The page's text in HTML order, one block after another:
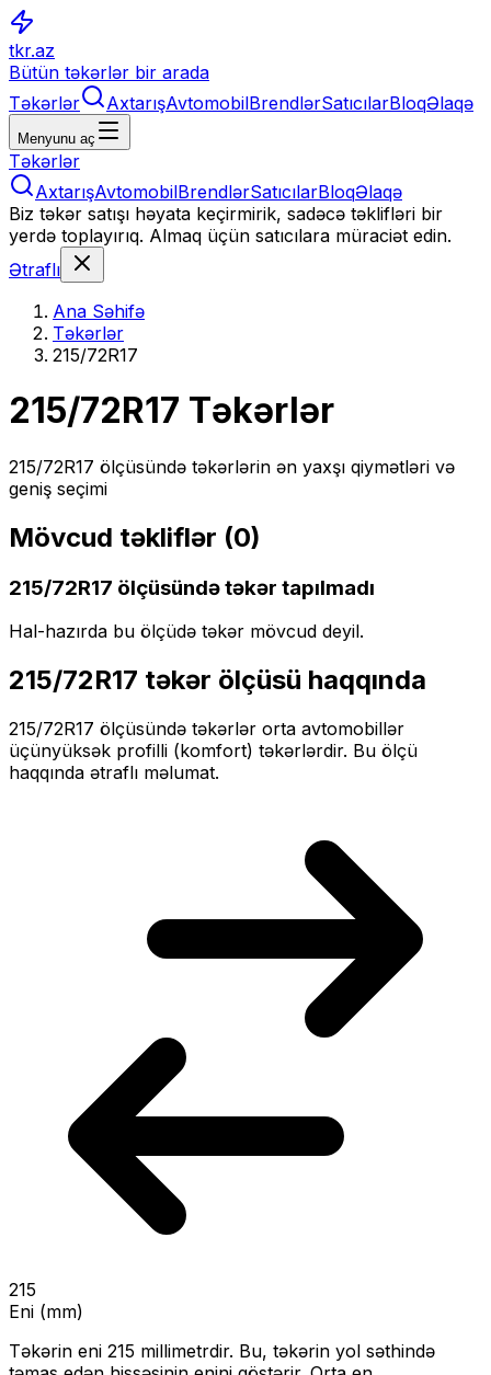
tkr.az
Bütün təkərlər bir arada
Təkərlər
AxtarışAvtomobilBrendlərSatıcılarBloqƏlaqə
Menyunu aç
Təkərlər
AxtarışAvtomobilBrendlərSatıcılarBloqƏlaqə
Biz təkər satışı həyata keçirmirik, sadəcə təklifləri bir
yerdə toplayırıq. Almaq üçün satıcılara müraciət edin.
Ətraflı
Ana Səhifə
Təkərlər
215/72R17
215/72R17 Təkərlər
215/72R17 ölçüsündə təkərlərin ən yaxşı qiymətləri və
geniş seçimi
Mövcud təkliflər (0)
215/72R17 ölçüsündə təkər tapılmadı
Hal-hazırda bu ölçüdə təkər mövcud deyil.
215/72R17 təkər ölçüsü haqqında
215/72R17 ölçüsündə təkərlər orta avtomobillər
üçünyüksək profilli (komfort) təkərlərdir. Bu ölçü
haqqında ətraflı məlumat.
215
Eni (mm)
Təkərin eni 215 millimetrdir. Bu, təkərin yol səthində